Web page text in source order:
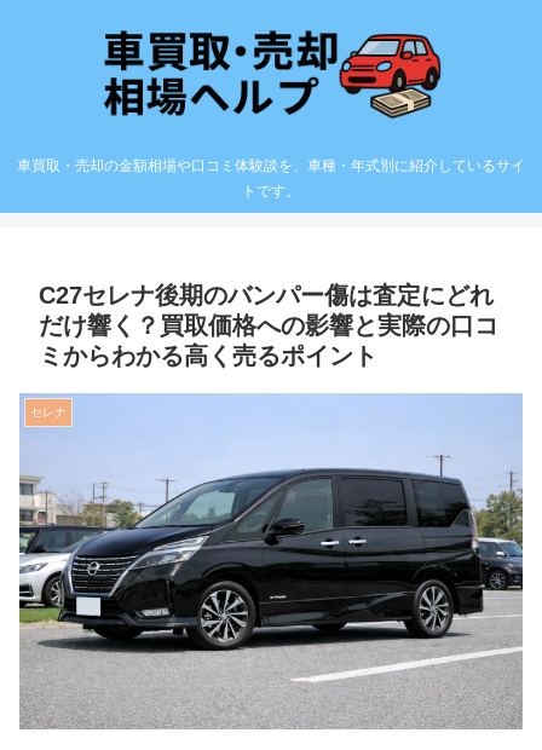
車買取・売却の金額相場や口コミ体験談を、車種・年式別に紹介しているサイ
トです。
C27セレナ後期のバンパー傷は査定にどれ
だけ響く？買取価格への影響と実際の口コ
ミからわかる高く売るポイント
セレナ